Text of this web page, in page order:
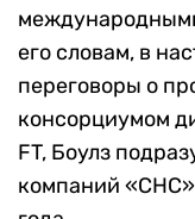
его словам, в
переговоры о
консорциумом
FT, Боулз
компаний